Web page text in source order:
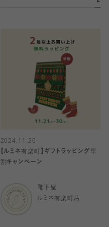
2024.11.20
【ルミネ有楽町】ギフトラッピング早
割キャンペーン
靴下屋
ルミネ有楽町店